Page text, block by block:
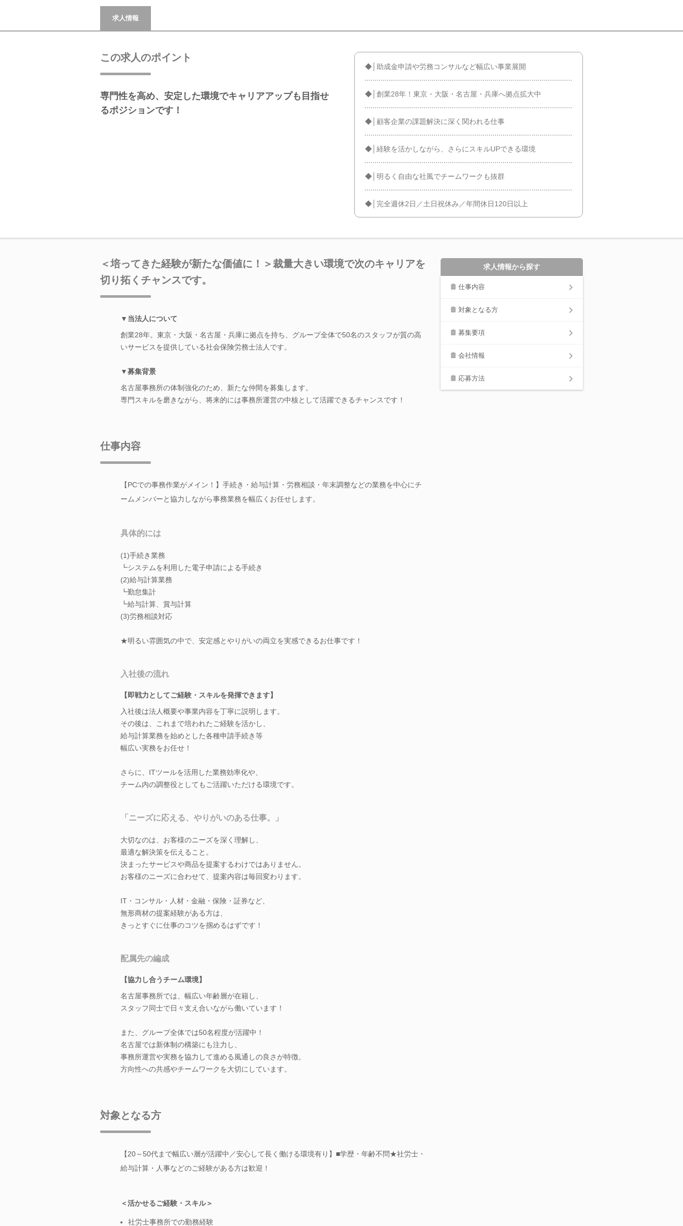
求人情報
この求人のポイント
専門性を高め、安定した環境でキャリアアップも目指せ
るポジションです！
◆│助成金申請や労務コンサルなど幅広い事業展開
◆│創業28年！東京・大阪・名古屋・兵庫へ拠点拡大中
◆│顧客企業の課題解決に深く関われる仕事
◆│経験を活かしながら、さらにスキルUPできる環境
◆│明るく自由な社風でチームワークも抜群
◆│完全週休2日／土日祝休み／年間休日120日以上
＜培ってきた経験が新たな価値に！＞裁量大きい環境で次のキャリアを
切り拓くチャンスです。
▼当法人について
創業28年。東京・大阪・名古屋・兵庫に拠点を持ち、グループ全体で50名のスタッフが質の高
いサービスを提供している社会保険労務士法人です。
▼募集背景
名古屋事務所の体制強化のため、新たな仲間を募集します。
専門スキルを磨きながら、将来的には事務所運営の中核として活躍できるチャンスです！
仕事内容
【PCでの事務作業がメイン！】手続き・給与計算・労務相談・年末調整などの業務を中心にチ
ームメンバーと協力しながら事務業務を幅広くお任せします。
具体的には
(1)手続き業務
┗システムを利用した電子申請による手続き
(2)給与計算業務
┗勤怠集計
┗給与計算、賞与計算
(3)労務相談対応
★明るい雰囲気の中で、安定感とやりがいの両立を実感できるお仕事です！
入社後の流れ
【即戦力としてご経験・スキルを発揮できます】
入社後は法人概要や事業内容を丁寧に説明します。
その後は、これまで培われたご経験を活かし、
給与計算業務を始めとした各種申請手続き等
幅広い実務をお任せ！
さらに、ITツールを活用した業務効率化や、
チーム内の調整役としてもご活躍いただける環境です。
「ニーズに応える、やりがいのある仕事。」
大切なのは、お客様のニーズを深く理解し、
最適な解決策を伝えること。
決まったサービスや商品を提案するわけではありません。
お客様のニーズに合わせて、提案内容は毎回変わります。
IT・コンサル・人材・金融・保険・証券など、
無形商材の提案経験がある方は、
きっとすぐに仕事のコツを掴めるはずです！
配属先の編成
【協力し合うチーム環境】
名古屋事務所では、幅広い年齢層が在籍し、
スタッフ同士で日々支え合いながら働いています！
また、グループ全体では50名程度が活躍中！
名古屋では新体制の構築にも注力し、
事務所運営や実務を協力して進める風通しの良さが特徴。
方向性への共感やチームワークを大切にしています。
対象となる方
【20～50代まで幅広い層が活躍中／安心して長く働ける環境有り】■学歴・年齢不問★社労士・
給与計算・人事などのご経験がある方は歓迎！
＜活かせるご経験・スキル＞
社労士事務所での勤務経験
求人情報から探す
仕事内容
対象となる方
募集要項
会社情報
応募方法